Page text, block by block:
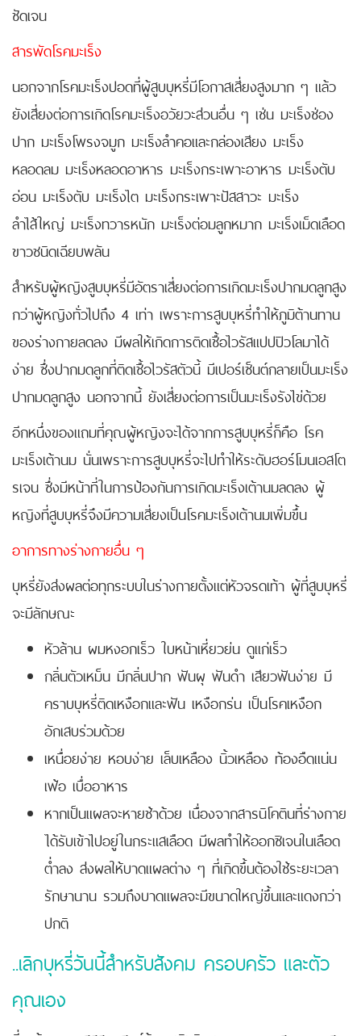
ชัดเจน
สารพัดโรคมะเร็ง
นอกจากโรคมะเร็งปอดที่ผู้สูบบุหรี่มีโอกาสเสี่ยงสูงมาก ๆ แล้ว
ยังเสี่ยงต่อการเกิดโรคมะเร็งอวัยวะส่วนอื่น ๆ เช่น มะเร็งช่อง
ปาก มะเร็งโพรงจมูก มะเร็งลำคอและกล่องเสียง มะเร็ง
หลอดลม มะเร็งหลอดอาหาร มะเร็งกระเพาะอาหาร มะเร็งตับ
อ่อน มะเร็งตับ มะเร็งไต มะเร็งกระเพาะปัสสาวะ มะเร็ง
ลำไส้ใหญ่ มะเร็งทวารหนัก มะเร็งต่อมลูกหมาก มะเร็งเม็ดเลือด
ขาวชนิดเฉียบพลัน
สำหรับผู้หญิงสูบบุหรี่มีอัตราเสี่ยงต่อการเกิดมะเร็งปากมดลูกสูง
กว่าผู้หญิงทั่วไปถึง 4 เท่า เพราะการสูบบุหรี่ทำให้ภูมิต้านทาน
ของร่างกายลดลง มีผลให้เกิดการติดเชื้อไวรัสแปปปิวโลมาได้
ง่าย ซึ่งปากมดลูกที่ติดเชื้อไวรัสตัวนี้ มีเปอร์เซ็นต์กลายเป็นมะเร็ง
ปากมดลูกสูง นอกจากนี้ ยังเสี่ยงต่อการเป็นมะเร็งรังไข่ด้วย
อีกหนึ่งของแถมที่คุณผู้หญิงจะได้จากการสูบบุหรี่ก็คือ โรค
มะเร็งเต้านม นั่นเพราะการสูบบุหรี่จะไปทำให้ระดับฮอร์โมนเอสโต
รเจน ซึ่งมีหน้าที่ในการป้องกันการเกิดมะเร็งเต้านมลดลง ผู้
หญิงที่สูบบุหรี่จึงมีความเสี่ยงเป็นโรคมะเร็งเต้านมเพิ่มขึ้น
อาการทางร่างกายอื่น ๆ
บุหรี่ยังส่งผลต่อทุกระบบในร่างกายตั้งแต่หัวจรดเท้า ผู้ที่สูบบุหรี่
จะมีลักษณะ
หัวล้าน ผมหงอกเร็ว ใบหน้าเหี่ยวย่น ดูแก่เร็ว
กลิ่นตัวเหม็น มีกลิ่นปาก ฟันผุ ฟันดำ เสียวฟันง่าย มี
คราบบุหรี่ติดเหงือกและฟัน เหงือกร่น เป็นโรคเหงือก
อักเสบร่วมด้วย
เหนื่อยง่าย หอบง่าย เล็บเหลือง นิ้วเหลือง ท้องอืดแน่น
เฟ้อ เบื่ออาหาร
หากเป็นแผลจะหายช้าด้วย เนื่องจากสารนิโคตินที่ร่างกาย
ได้รับเข้าไปอยู่ในกระแสเลือด มีผลทำให้ออกซิเจนในเลือด
ต่ำลง ส่งผลให้บาดแผลต่าง ๆ ที่เกิดขึ้นต้องใช้ระยะเวลา
รักษานาน รวมถึงบาดแผลจะมีขนาดใหญ่ขึ้นและแดงกว่า
ปกติ
..เลิกบุหรี่วันนี้สำหรับสังคม ครอบครัว และตัว
คุณเอง